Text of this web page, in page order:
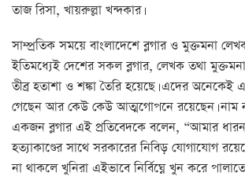
তাজ রিসা, খায়রুল্লা খন্দকার।
সাম্প্রতিক সময়ে বাংলাদেশে ব্লগার ও মুক্তমনা
ইতিমধ্যেই দেশের সকল ব্লগার, লেখক তথা
তীব্র হতাশা ও শঙ্কা তৈরি হয়েছে। এদের
গেছেন আর কেউ কেউ আত্মগোপনে রয়েছেন। নাম
একজন ব্লগার এই প্রতিবেদকে বলেন, “আমার
হত্যাকাণ্ডের সাথে সরকারের নিবিড় যোগাযোগ
না থাকলে খুনিরা এইভাবে নির্বিঘ্নে খুন করে